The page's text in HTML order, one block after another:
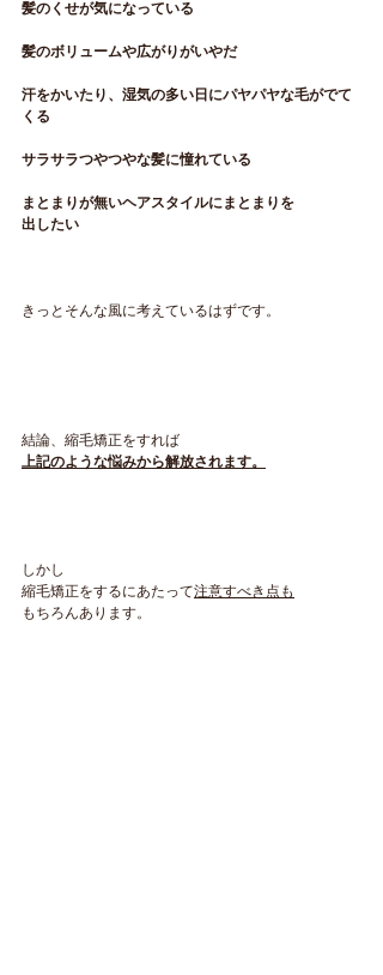
髪のくせが気になっている
髪のボリュームや広がりがいやだ
汗をかいたり、湿気の多い日にパヤパヤな毛がでて
くる
サラサラつやつやな髪に憧れている
まとまりが無いヘアスタイルにまとまりを
出したい
きっとそんな風に考えているはずです。
結論、縮毛矯正をすれば
上記のような悩みから解放されます。
しかし
縮毛矯正をするにあたって注意すべき点も
もちろんあります。